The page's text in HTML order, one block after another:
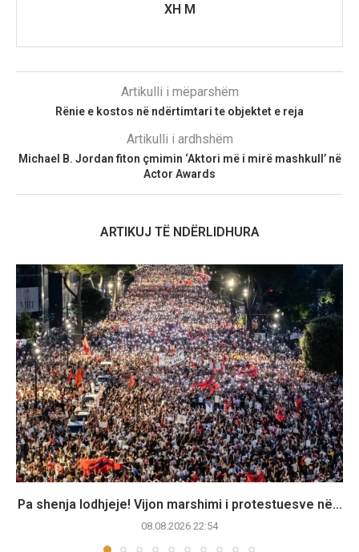
XH M
Artikulli i mëparshëm
Rënie e kostos në ndërtimtari te objektet e reja
Artikulli i ardhshëm
Michael B. Jordan fiton çmimin ‘Aktori më i mirë mashkull’ në
Actor Awards
ARTIKUJ TË NDËRLIDHURA
Pa shenja lodhjeje! Vijon marshimi i protestuesve në...
08.08.2026 22:54